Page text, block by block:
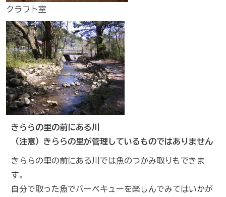
クラフト室
きららの里の前にある川
（注意）きららの里が管理しているものではありません
きららの里の前にある川では魚のつかみ取りもできま
す。
自分で取った魚でバーベキューを楽しんでみてはいかが